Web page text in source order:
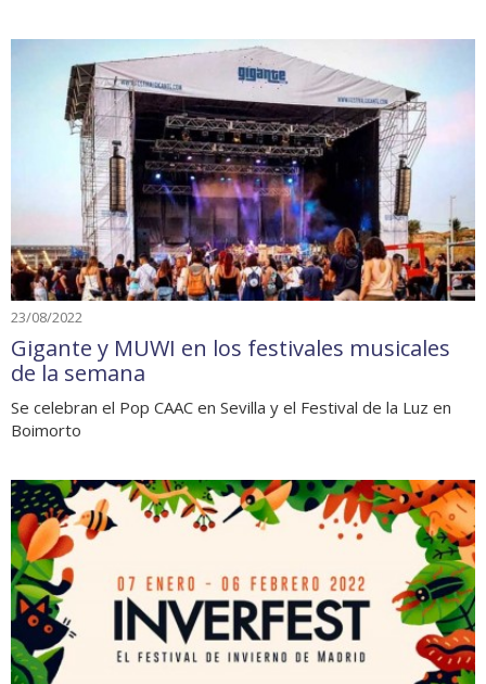
23/08/2022
Gigante y MUWI en los festivales musicales
de la semana
Se celebran el Pop CAAC en Sevilla y el Festival de la Luz en
Boimorto